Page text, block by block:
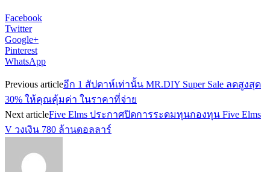
Facebook
Twitter
Google+
Pinterest
WhatsApp
Previous articleอีก 1 สัปดาห์เท่านั้น MR.DIY Super Sale ลดสูงสุด
30% ให้คุณคุ้มค่า ในราคาที่จ่าย
Next articleFive Elms ประกาศปิดการระดมทุนกองทุน Five Elms
V วงเงิน 780 ล้านดอลลาร์